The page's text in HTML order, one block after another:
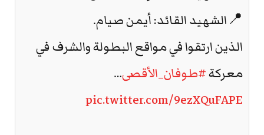
📍الشهيد القائد: أيمن صيام.
الذين ارتقوا في مواقع البطولة والشرف في
معركة#طوفان_الأقصى…
pic.twitter.com/9ezXQuFAPE